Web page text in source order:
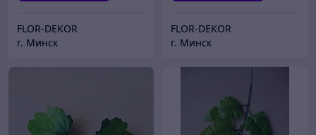
FLOR-DEKOR
г. Минск
FLOR-DEKOR
г. Минск